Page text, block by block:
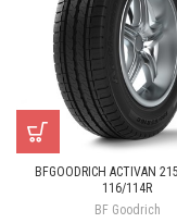
BFGOODRICH ACTIVAN
116/114R
BF Goodrich